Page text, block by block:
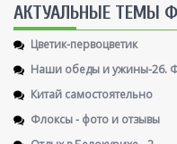
AКТУАЛЬНЫЕ ТЕМЫ
Цветик-первоцветик
Наши обеды и ужины-26.
Китай самостоятельно
Флоксы - фото и отзывы